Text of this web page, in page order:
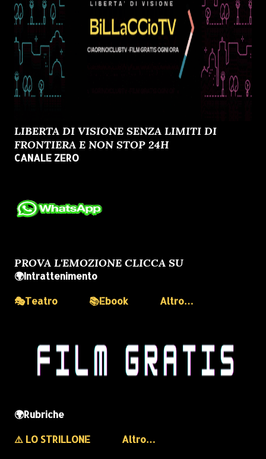
LIBERTA DI VISIONE SENZA LIMITI DI
FRONTIERA E NON STOP 24H
CANALE ZERO
PROVA L'EMOZIONE CLICCA SU
🌍Intrattenimento
🎭Teatro
📚Ebook Altro…
🌍Rubriche
⚠️ LO STRILLONE
Altro…